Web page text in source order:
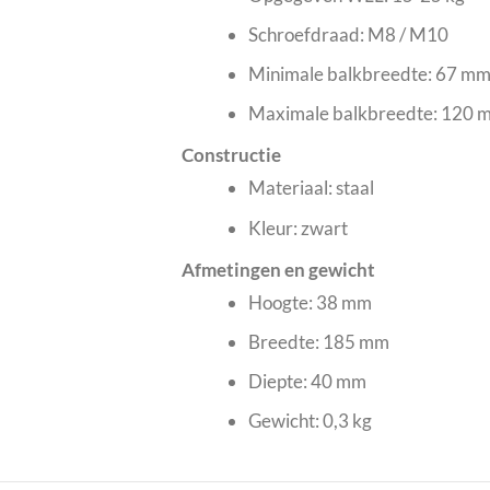
Schroefdraad: M8 / M10
Minimale balkbreedte: 67 mm
Maximale balkbreedte: 120
Constructie
Materiaal: staal
Kleur: zwart
Afmetingen en gewicht
Hoogte: 38 mm
Breedte: 185 mm
Diepte: 40 mm
Gewicht: 0,3 kg